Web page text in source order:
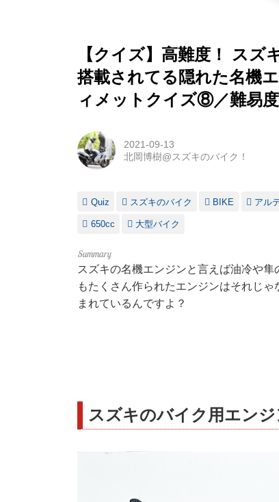
【クイズ】高難度！ スズ
搭載されてる隠れた名機
ィメットクイズ⑧／難
2021-09-13
北岡博樹@スズキのバイク！
Quiz スズキのバイク BIKE アル
650cc 大型バイク
スズキの名機エンジンと言えば油冷や
もたくさん作られたエンジンはそれじ
まれているんですよ？
スズキのバイク用エン